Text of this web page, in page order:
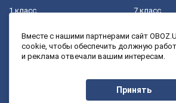
1 класс
3 класс
7 класс
9 класс
Вместе с нашими партнерами сайт
cookie, чтобы обеспечить должную
и реклама отвечали вашим интересам.
Принять